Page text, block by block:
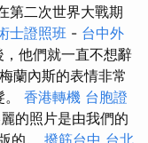
第二次世界大戰期
士證照班 - 台中外
他們就一直不想辭
蘭內斯的表情非常
香港轉機 台胞證
的照片是由我們的
的。 撥筋台中 台北